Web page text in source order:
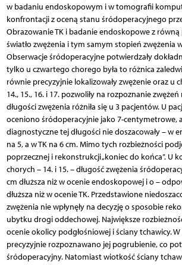
w badaniu endoskopowym i w tomografii
konfrontacji z oceną stanu śródoperacyjnego
Obrazowanie TK i badanie endoskopowe z równą
światło zwężenia i tym samym stopień zwężenia
Obserwacje śródoperacyjne potwierdzały
tylko u czwartego chorego była to różnica
równie precyzyjnie lokalizowały zwężenie oraz u
14., 15., 16. i 17. pozwoliły na rozpoznanie
długości zwężenia różniła się u 3 pacjentów. U
oceniono śródoperacyjnie jako 7-centymetrowe,
diagnostyczne tej długości nie doszacowały – w
na 5, a w TK na 6 cm. Mimo tych rozbieżności
poprzecznej i rekonstrukcji „koniec do końca”. U
chorych – 14. i 15. – długość zwężenia
cm dłuższa niż w ocenie endoskopowej i o –
dłuższa niż w ocenie TK. Przedstawione
zwężenia nie wpłynęły na decyzję o sposobie
ubytku drogi oddechowej. Największe
ocenie okolicy podgłośniowej i ściany tchawicy. W
precyzyjnie rozpoznawano jej pogrubienie, co
śródoperacyjny. Natomiast wiotkość ściany